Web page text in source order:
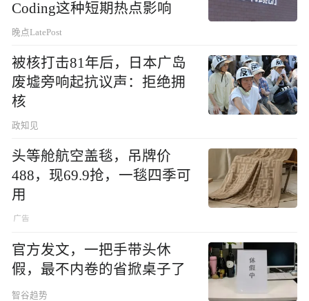
Coding这种短期热点影响
晚点LatePost
被核打击81年后，日本广岛
废墟旁响起抗议声：拒绝拥
核
政知见
头等舱航空盖毯，吊牌价
488，现69.9抢，一毯四季可
用
官方发文，一把手带头休
假，最不内卷的省掀桌子了
智谷趋势